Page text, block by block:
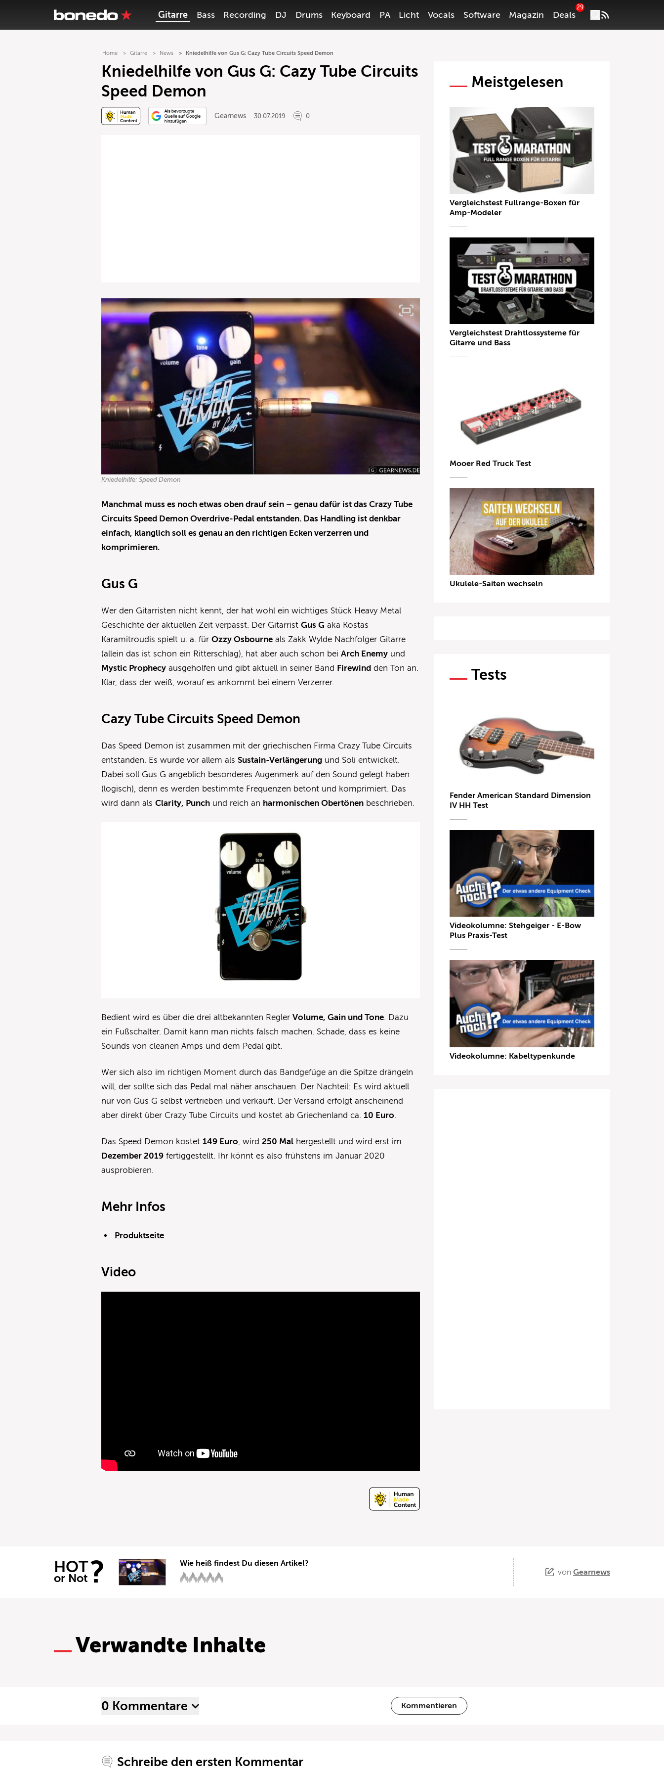
Gitarre Bass Recording DJ Drums Keyboard PA Licht Vocals Software Magazin Deals
29
Home Gitarre News Kniedelhilfe von Gus G: Cazy Tube Circuits Speed Demon
Kniedelhilfe von Gus G: Cazy Tube Circuits
Speed Demon
Gearnews 30.07.2019 0
Kniedelhilfe: Speed Demon
Manchmal muss es noch etwas oben drauf sein – genau dafür ist das Crazy Tube
Circuits Speed Demon Overdrive-Pedal entstanden. Das Handling ist denkbar
einfach, klanglich soll es genau an den richtigen Ecken verzerren und
komprimieren.
Gus G
Wer den Gitarristen nicht kennt, der hat wohl ein wichtiges Stück Heavy Metal
Geschichte der aktuellen Zeit verpasst. Der GitarristGus G aka Kostas
Karamitroudis spielt u. a. fürOzzy Osbourne als Zakk Wylde Nachfolger Gitarre
(allein das ist schon ein Ritterschlag), hat aber auch schon beiArch Enemy und
Mystic Prophecy ausgeholfen und gibt aktuell in seiner Band Firewind den Ton an.
Klar, dass der weiß, worauf es ankommt bei einem Verzerrer.
Cazy Tube Circuits Speed Demon
Das Speed Demon ist zusammen mit der griechischen Firma Crazy Tube Circuits
entstanden. Es wurde vor allem alsSustain-Verlängerung und Soli entwickelt.
Dabei soll Gus G angeblich besonderes Augenmerk auf den Sound gelegt haben
(logisch), denn es werden bestimmte Frequenzen betont und komprimiert. Das
wird dann alsClarity, Punch und reich an harmonischen Obertönen beschrieben.
Bedient wird es über die drei altbekannten ReglerVolume, Gain und Tone. Dazu
ein Fußschalter. Damit kann man nichts falsch machen. Schade, dass es keine
Sounds von cleanen Amps und dem Pedal gibt.
Wer sich also im richtigen Moment durch das Bandgefüge an die Spitze drängeln
will, der sollte sich das Pedal mal näher anschauen. Der Nachteil: Es wird aktuell
nur von Gus G selbst vertrieben und verkauft. Der Versand erfolgt anscheinend
aber direkt über Crazy Tube Circuits und kostet ab Griechenland ca. 10 Euro.
Das Speed Demon kostet 149 Euro, wird250 Mal hergestellt und wird erst im
Dezember 2019 fertiggestellt. Ihr könnt es also frühstens im Januar 2020
ausprobieren.
Mehr Infos
Produktseite
Video
Meistgelesen
Vergleichstest Fullrange-Boxen für
Amp-Modeler
Vergleichstest Drahtlossysteme für
Gitarre und Bass
Mooer Red Truck Test
Ukulele-Saiten wechseln
Tests
Fender American Standard Dimension
IV HH Test
Videokolumne: Stehgeiger - E-Bow
Plus Praxis-Test
Videokolumne: Kabeltypenkunde
HOT
or Not ?
Wie heiß findest Du diesen Artikel?
von Gearnews
Verwandte Inhalte
0 Kommentare Kommentieren
Schreibe den ersten Kommentar